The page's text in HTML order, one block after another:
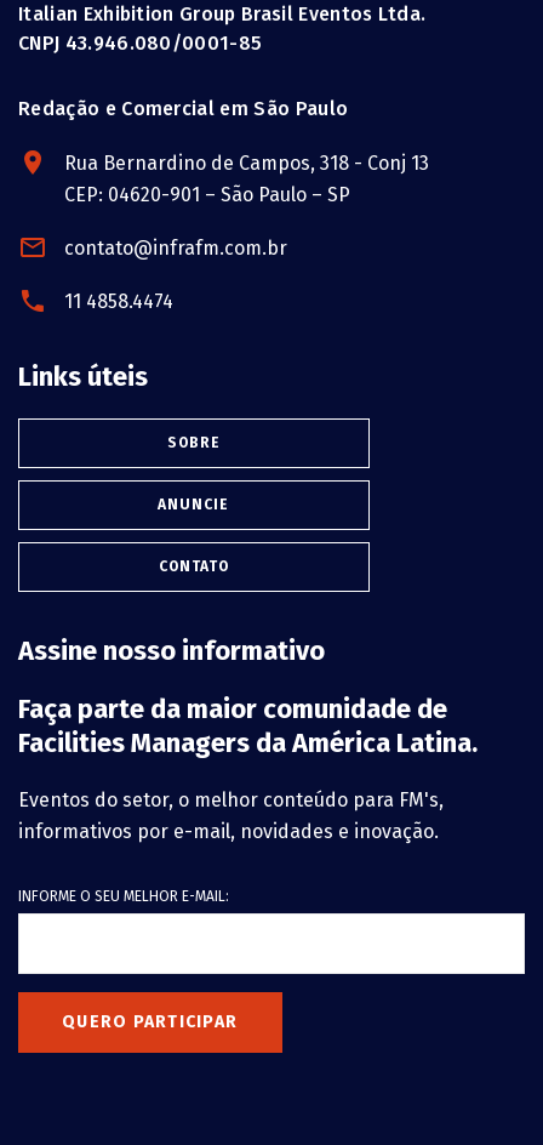
Italian Exhibition Group Brasil Eventos Ltda.
CNPJ 43.946.080/0001-85
Redação e Comercial em São Paulo
Rua Bernardino de Campos, 318 - Conj 13
CEP: 04620-901 – São Paulo – SP
contato@infrafm.com.br
11 4858.4474
Links úteis
SOBRE
ANUNCIE
CONTATO
Assine nosso informativo
Faça parte da maior comunidade de
Facilities Managers da América Latina.
Eventos do setor, o melhor conteúdo para FM's,
informativos por e-mail, novidades e inovação.
INFORME O SEU MELHOR E-MAIL:
QUERO PARTICIPAR